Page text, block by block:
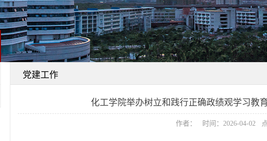
党建工作
化工学院举办树立和践行正确政绩观学习教
作者： 时间：2026-04-02 点